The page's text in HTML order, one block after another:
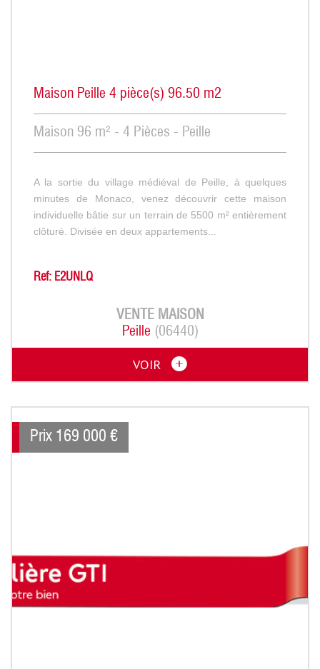
Maison Peille 4 pièce(s) 96.50 m2
Maison 96 m² - 4 Pièces - Peille
A la sortie du village médiéval de Peille, à quelques
minutes de Monaco, venez découvrir cette maison
individuelle bâtie sur un terrain de 5500 m² entièrement
clôturé. Divisée en deux appartements...
Ref: E2UNLQ
VENTE MAISON
Peille (06440)
VOIR
Prix 169 000 €